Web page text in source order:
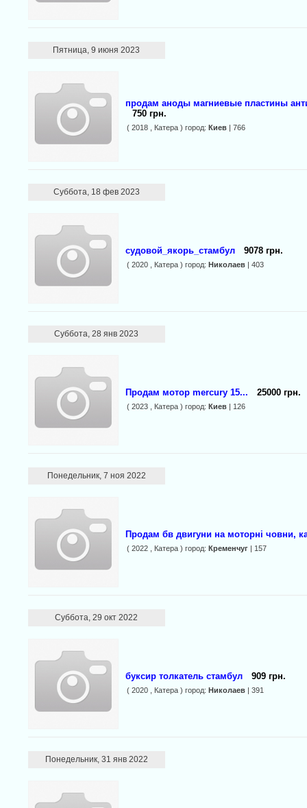
Пятница, 9 июня 2023
продам аноды магниевые пластины
750 грн.
( 2018 , Катера ) город: Киев| 766
Суббота, 18 фев 2023
судовой_якорь_стамбул 9078 грн.
( 2020 , Катера ) город: Николаев| 403
Суббота, 28 янв 2023
Продам мотор mercury 15... 25000 грн.
( 2023 , Катера ) город: Киев| 126
Понедельник, 7 ноя 2022
Продам бв двигуни на моторні човни,
( 2022 , Катера ) город: Кременчуг| 157
Суббота, 29 окт 2022
буксир толкатель стамбул 909 грн.
( 2020 , Катера ) город: Николаев| 391
Понедельник, 31 янв 2022